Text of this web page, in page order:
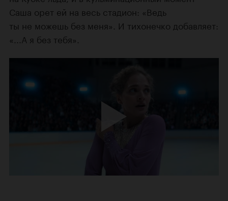
Саша орет ей на весь стадион: «Ведь
ты не можешь без меня». И тихонечко добавляет:
«...А я без тебя».